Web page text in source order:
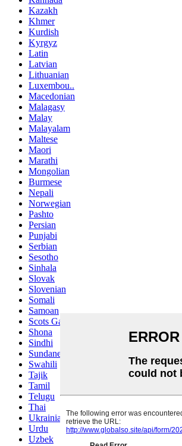
Kazakh
Khmer
Kurdish
Kyrgyz
Latin
Latvian
Lithuanian
Luxembou..
Macedonian
Malagasy
Malay
Malayalam
Maltese
Maori
Marathi
Mongolian
Burmese
Nepali
Norwegian
Pashto
Persian
Punjabi
Serbian
Sesotho
Sinhala
Slovak
Slovenian
Somali
Samoan
Scots Gaelic
Shona
Sindhi
Sundanese
Swahili
Tajik
Tamil
Telugu
Thai
Ukrainian
Urdu
Uzbek